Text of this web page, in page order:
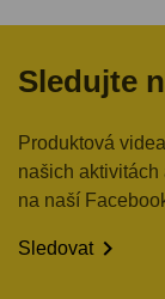
Sledujte
Produktová
našich
na naší
Sledovat